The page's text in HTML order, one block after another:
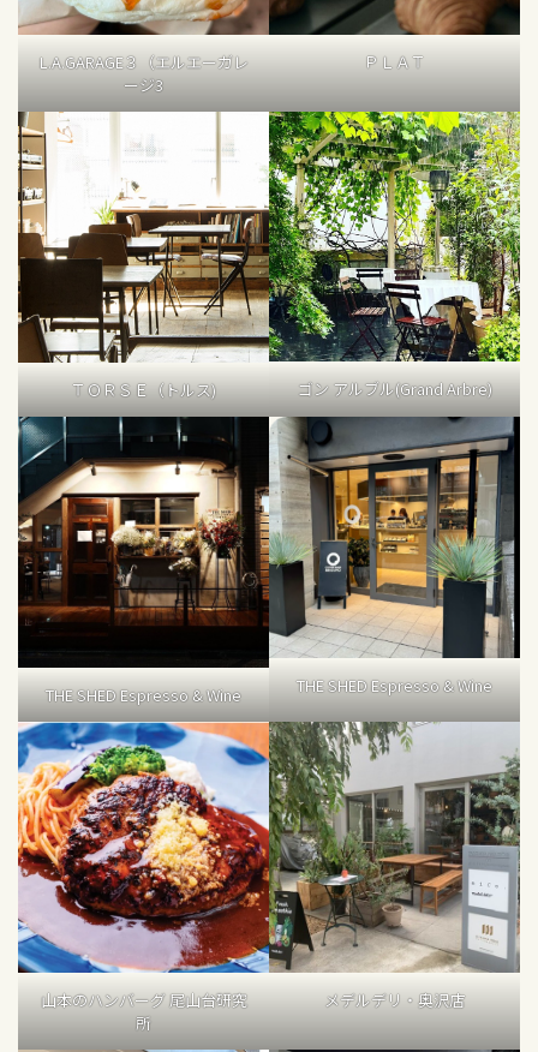
L.A.GARAGE３（エルエーガレ
ージ3
ＰＬＡＴ
ＴＯＲＳＥ（トルス) ゴン アルブル(Grand Arbre)
THE SHED Espresso & Wine THE SHED Espresso & Wine
山本のハンバーグ 尾山台研究
所
メデルデリ・奥沢店